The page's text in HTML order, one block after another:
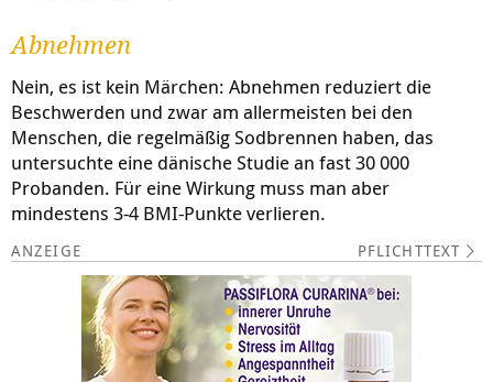
Abnehmen
Nein, es ist kein Märchen: Abnehmen reduziert die
Beschwerden und zwar am allermeisten bei den
Menschen, die regelmäßig Sodbrennen haben, das
untersuchte eine dänische Studie an fast 30 000
Probanden. Für eine Wirkung muss man aber
mindestens 3-4 BMI-Punkte verlieren.
PFLICHTTEXT